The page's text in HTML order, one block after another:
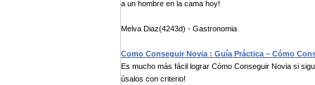
a un hombre en la cama hoy!
Melva Diaz(4243d) - Gastronomia
Como Conseguir Novia : Guía Práctica – Cómo
Es mucho más fácil lograr Cómo Conseguir Novia si
úsalos con criterio!